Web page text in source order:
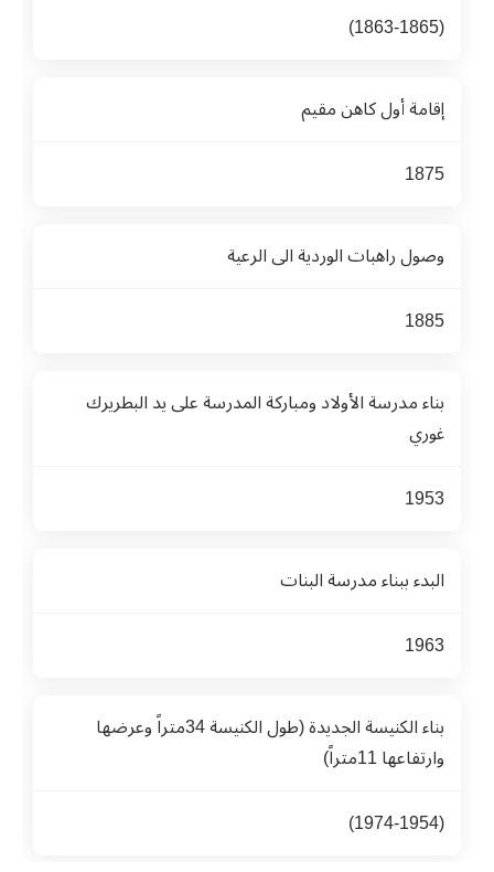
(1863-1865)
إقامة أول كاهن مقيم
1875
وصول راهبات الوردية الى الرعية
1885
بناء مدرسة الأولاد ومباركة المدرسة على يد البطريرك
غوري
1953
البدء ببناء مدرسة البنات
1963
بناء الكنيسة الجديدة (طول الكنيسة 34متراً وعرضها
وارتفاعها 11متراً)
(1974-1954)